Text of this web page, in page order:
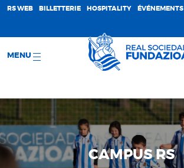
RS WEB BILLETTERIE HOSPITALITY ÉVÉNEMENTS
MENU
CAMPUS RS